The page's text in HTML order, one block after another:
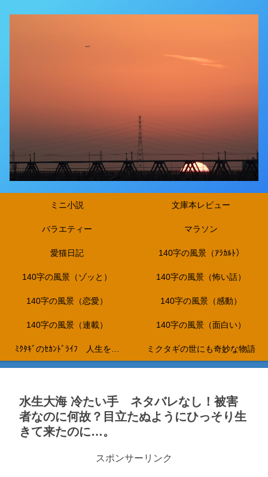
ミニ小説 文庫本レビュー
バラエティー マラソン
愛猫日記 140字の風景（ｱﾗｶﾙﾄ）
140字の風景（ゾッと） 140字の風景（怖い話）
140字の風景（恋愛） 140字の風景（感動）
140字の風景（連載） 140字の風景（面白い）
ﾐｸﾀｷﾞのｾｶﾝﾄﾞﾗｲﾌ 人生を折り返し、これからは、やりたいこと
ミクタギの世にも奇妙な物語
水生大海 冷たい手 ネタバレなし！被害
者なのに何故？目立たぬようにひっそり生
きて来たのに…。
スポンサーリンク